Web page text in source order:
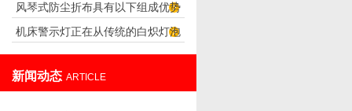
风琴式防尘折布具有以下组成优势
机床警示灯正在从传统的白炽灯泡
新闻动态 ARTICLE